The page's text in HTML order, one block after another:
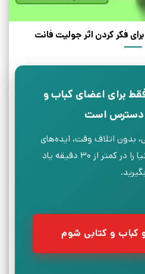
فکر کردن اثر جولیت فانت
برای اعضای کباب و
دسترس است
بدون اتلاف وقت، ایده‌های
اصلی کتاب‌های مهم دنیا را در کمتر از ۳۰ دقیقه یاد
بگیرید.
و کتابی شوم